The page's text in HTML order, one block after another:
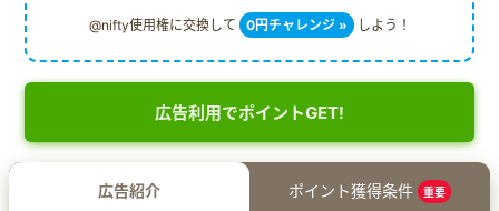
@nifty使用権に交換して 0円チャレンジ » しよう！
広告利用でポイントGET!
広告紹介 ポイント獲得条件 重要